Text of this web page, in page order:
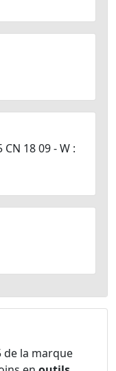
CN 18 09 - W :
de la marque